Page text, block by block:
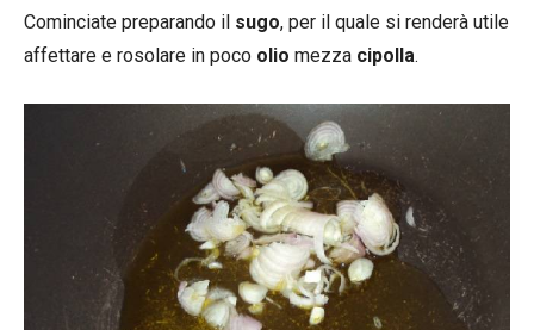
Cominciate preparando il sugo, per il quale si renderà utile
affettare e rosolare in poco olio mezza cipolla.